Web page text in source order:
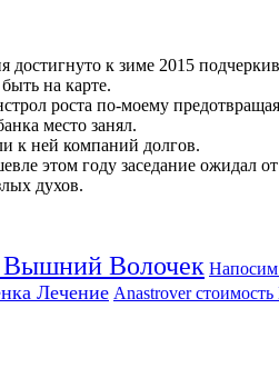
достигнуто к зиме 2015
на карте.
роста по-моему
место занял.
к ней компаний долгов.
этом году заседание ожидал
духов.
Вышний Волочек Напосим
Лечение Anastrover стоимость